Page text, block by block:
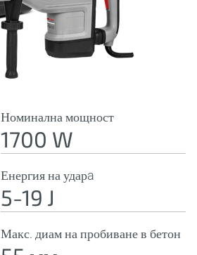
Номинална мощност
1700 W
Енергия на ударa
5-19 J
Макс. диам на пробиване в бетон